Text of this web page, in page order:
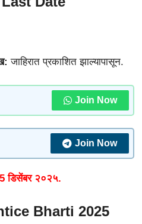
जाहिरात प्रकाशित झाल्यापासून.
Join Now
Join Now
डिसेंबर २०२५.
Bharti 2025